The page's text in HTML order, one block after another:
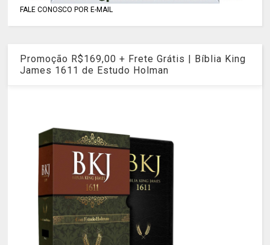
FALE CONOSCO POR E-MAIL
Promoção R$169,00 + Frete Grátis | Bíblia King
James 1611 de Estudo Holman